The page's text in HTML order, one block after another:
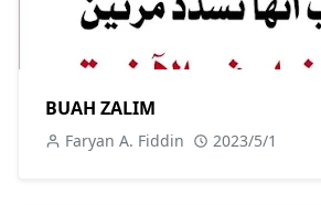
BUAH ZALIM
Faryan A. Fiddin 2023/5/1